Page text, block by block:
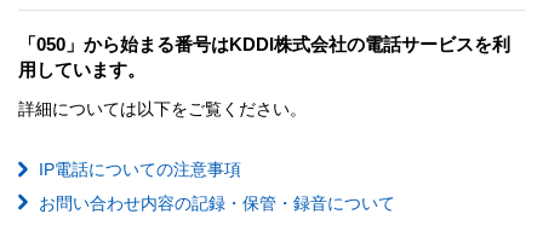
「050」から始まる番号はKDDI株式会社の電話サービスを利
用しています。
詳細については以下をご覧ください。
IP電話についての注意事項
お問い合わせ内容の記録・保管・録音について